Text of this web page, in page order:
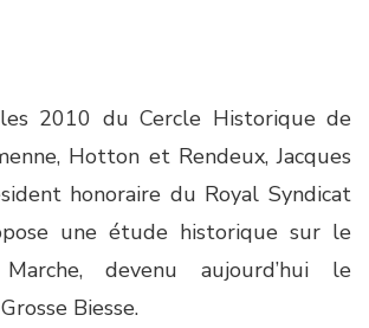
2010 du Cercle Historique de
Hotton et Rendeux, Jacques
honoraire du Royal Syndicat
une étude historique sur le
devenu aujourd’hui le
Biesse.